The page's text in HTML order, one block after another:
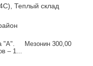
Теплый склад
"А". Мезонин 300,00
– 1...